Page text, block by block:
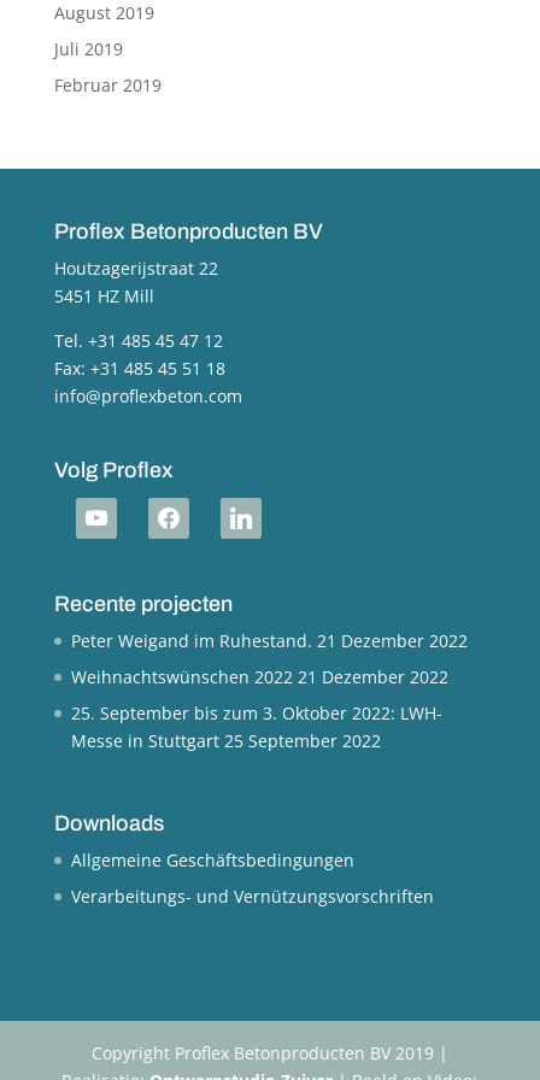
August 2019
Juli 2019
Februar 2019
Proflex Betonproducten BV
Houtzagerijstraat 22
5451 HZ Mill
Tel. +31 485 45 47 12
Fax: +31 485 45 51 18
info@proflexbeton.com
Volg Proflex
youtube facebook linkedin
Recente projecten
Peter Weigand im Ruhestand. 21 Dezember 2022
Weihnachtswünschen 2022 21 Dezember 2022
25. September bis zum 3. Oktober 2022: LWH-
Messe in Stuttgart 25 September 2022
Downloads
Allgemeine Geschäftsbedingungen
Verarbeitungs- und Vernützungsvorschriften
Copyright Proflex Betonproducten BV 2019 |